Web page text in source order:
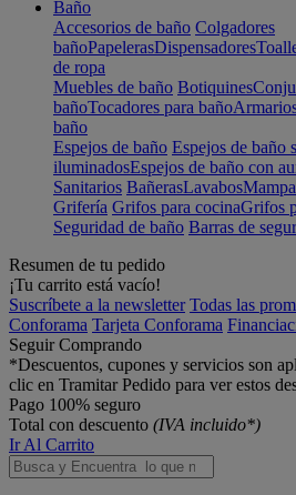
Baño
Accesorios de baño Colgadores
bañoPapelerasDispensadores
de ropa
Muebles de baño Botiquines
bañoTocadores para baño
baño
Espejos de baño Espejos de baño
iluminadosEspejos de baño con
Sanitarios BañerasLavabos
Grifería Grifos para cocinaGrifos
Seguridad de baño Barras de
Resumen de tu pedido
¡Tu carrito está vacío!
Suscríbete a la newsletter Todas las
Conforama Tarjeta Conforama
Seguir Comprando
*Descuentos, cupones y servicios son
clic en Tramitar Pedido para ver estos
Pago 100% seguro
Total con descuento (IVA incluido*)
Ir Al Carrito